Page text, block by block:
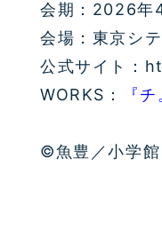
会期：2026年
会場：東京シ
公式サイト
WORKS：
『
©魚豊／小学館